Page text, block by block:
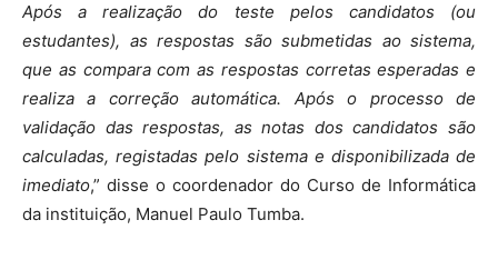
Após a realização do teste pelos candidatos (ou
estudantes), as respostas são submetidas ao sistema,
que as compara com as respostas corretas esperadas e
realiza a correção automática. Após o processo de
validação das respostas, as notas dos candidatos são
calculadas, registadas pelo sistema e disponibilizada de
imediato,” disse o coordenador do Curso de Informática
da instituição, Manuel Paulo Tumba.